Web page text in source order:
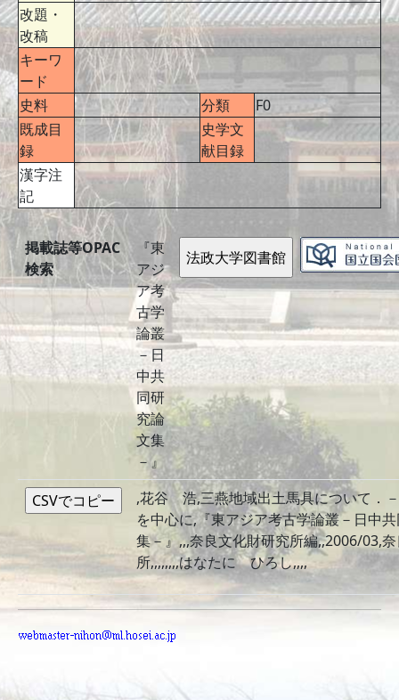
改題・
改稿
キーワ
ード
史料
分類
F0
既成目
録
史学文
献目録
漢字注
記
掲載誌等OPAC
検索
『東
アジ
ア考
古学
論叢
－日
中共
同研
究論
文集
－』
,花谷 浩,三燕地域出土馬具について．
を中心に,『東アジア考古学論叢－日中
集－』,,,奈良文化財研究所編,,2006/03,
所,,,,,,,,はなたに ひろし,,,,